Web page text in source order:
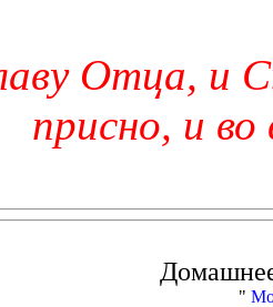
Отца, и
присно, и во
"